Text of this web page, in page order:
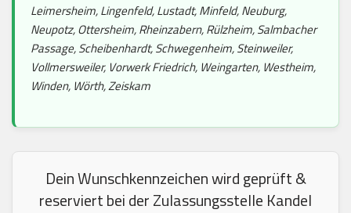
Leimersheim, Lingenfeld, Lustadt, Minfeld, Neuburg,
Neupotz, Ottersheim, Rheinzabern, Rülzheim, Salmbacher
Passage, Scheibenhardt, Schwegenheim, Steinweiler,
Vollmersweiler, Vorwerk Friedrich, Weingarten, Westheim,
Winden, Wörth, Zeiskam
Dein Wunschkennzeichen wird geprüft &
reserviert bei der Zulassungsstelle Kandel